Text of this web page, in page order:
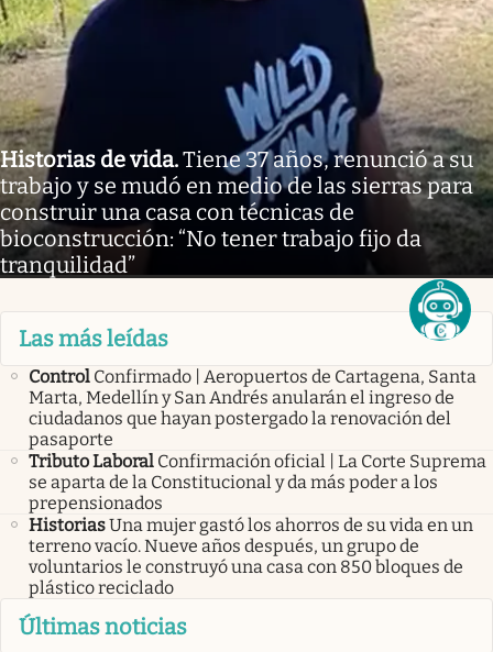
Historias de vida.Tiene 37 años, renunció a su
trabajo y se mudó en medio de las sierras para
construir una casa con técnicas de
bioconstrucción: “No tener trabajo fijo da
tranquilidad”
Las más leídas
Control Confirmado | Aeropuertos de Cartagena, Santa
Marta, Medellín y San Andrés anularán el ingreso de
ciudadanos que hayan postergado la renovación del
pasaporte
Tributo Laboral Confirmación oficial | La Corte Suprema
se aparta de la Constitucional y da más poder a los
prepensionados
HistoriasUna mujer gastó los ahorros de su vida en un
terreno vacío. Nueve años después, un grupo de
voluntarios le construyó una casa con 850 bloques de
plástico reciclado
Últimas noticias